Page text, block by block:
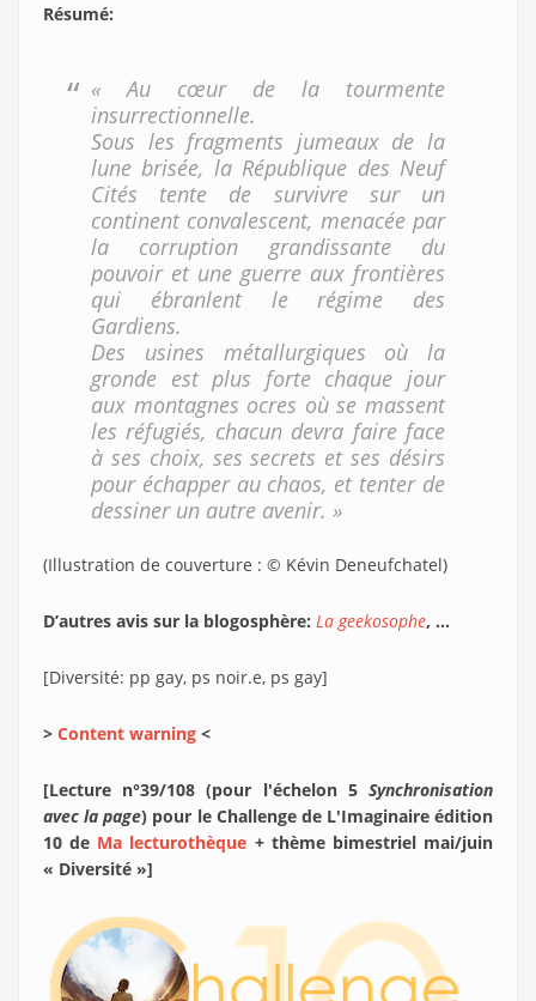
Résumé:
« Au cœur de la tourmente
insurrectionnelle.
Sous les fragments jumeaux de la
lune brisée, la République des Neuf
Cités tente de survivre sur un
continent convalescent, menacée par
la corruption grandissante du
pouvoir et une guerre aux frontières
qui ébranlent le régime des
Gardiens.
Des usines métallurgiques où la
gronde est plus forte chaque jour
aux montagnes ocres où se massent
les réfugiés, chacun devra faire face
à ses choix, ses secrets et ses désirs
pour échapper au chaos, et tenter de
dessiner un autre avenir. »
(Illustration de couverture : © Kévin Deneufchatel)
D’autres avis sur la blogosphère: La geekosophe, ...
[Diversité: pp gay, ps noir.e, ps gay]
> Content warning <
[Lecture n°39/108 (pour l'échelon 5 Synchronisation
avec la page) pour le Challenge de L'Imaginaire édition
10 de Ma lecturothèque + thème bimestriel mai/juin
« Diversité »]